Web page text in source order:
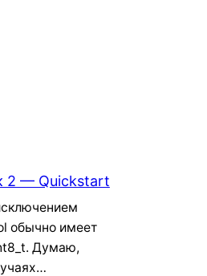
2 — Quickstart
обычно имеет
Думаю,